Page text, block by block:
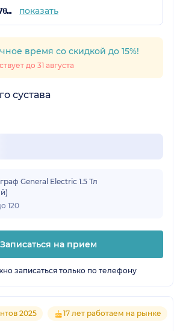
+7 (812) 605-70-67 показать
время со скидкой до 15%!
до 31 августа
сустава
General Electric 1.5 Тл
120
Записаться на прием
записаться только по телефону
2025 17 лет работаем на рынке